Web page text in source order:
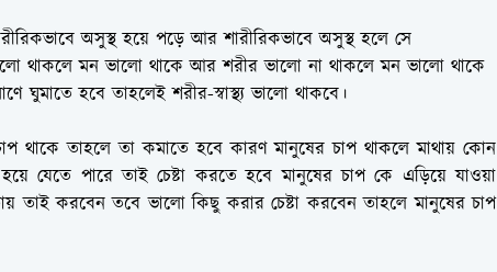
অসুস্থ হয়ে পড়ে আর শারীরিকভাবে অসুস্থ হলে সে
থাকলে মন ভালো থাকে আর শরীর ভালো না থাকলে মন ভালো থাকে
ঘুমাতে হবে তাহলেই শরীর-স্বাস্থ্য ভালো থাকবে।
থাকে তাহলে তা কমাতে হবে কারণ মানুষের চাপ থাকলে মাথায় কোন
যেতে পারে তাই চেষ্টা করতে হবে মানুষের চাপ কে এড়িয়ে যাওয়া
তাই করবেন তবে ভালো কিছু করার চেষ্টা করবেন তাহলে মানুষের চাপ